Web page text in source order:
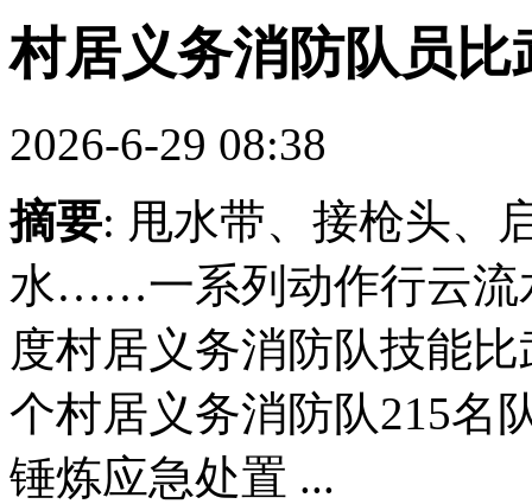
村居义务消防队员比
2026-6-29 08:38
摘要: 甩水带、接枪头、
水……一系列动作行云流
度村居义务消防队技能
个村居义务消防队215名
锤炼应急处置 ...